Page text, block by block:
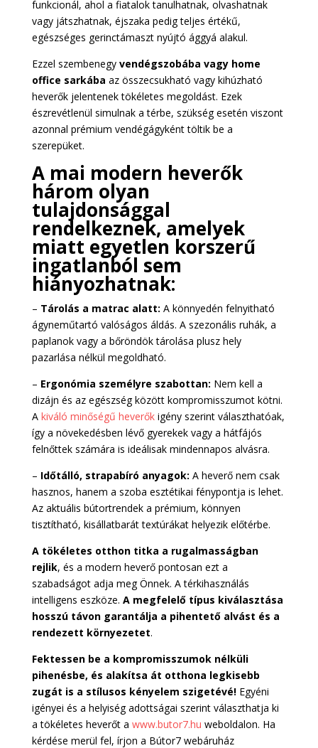
funkcionál, ahol a fiatalok tanulhatnak, olvashatnak
vagy játszhatnak, éjszaka pedig teljes értékű,
egészséges gerinctámaszt nyújtó ággyá alakul.
Ezzel szembenegyvendégszobába vagy home
office sarkába az összecsukható vagy kihúzható
heverők jelentenek tökéletes megoldást. Ezek
észrevétlenül simulnak a térbe, szükség esetén viszont
azonnal prémium vendégágyként töltik be a
szerepüket.
A mai modern heverők
három olyan
tulajdonsággal
rendelkeznek, amelyek
miatt egyetlen korszerű
ingatlanból sem
hiányozhatnak:
– Tárolás a matrac alatt: A könnyedén felnyitható
ágyneműtartó valóságos áldás. A szezonális ruhák, a
paplanok vagy a bőröndök tárolása plusz hely
pazarlása nélkül megoldható.
– Ergonómia személyre szabottan: Nem kell a
dizájn és az egészség között kompromisszumot kötni.
A kiváló minőségű heverőkigény szerint választhatóak,
így a növekedésben lévő gyerekek vagy a hátfájós
felnőttek számára is ideálisak mindennapos alvásra.
– Időtálló, strapabíró anyagok: A heverő nem csak
hasznos, hanem a szoba esztétikai fénypontja is lehet.
Az aktuális bútortrendek a prémium, könnyen
tisztítható, kisállatbarát textúrákat helyezik előtérbe.
A tökéletes otthon titka a rugalmasságban
rejlik, és a modern heverő pontosan ezt a
szabadságot adja meg Önnek. A térkihasználás
intelligens eszköze. A megfelelő típus kiválasztása
hosszú távon garantálja a pihentető alvást és a
rendezett környezetet.
Fektessen be a kompromisszumok nélküli
pihenésbe, és alakítsa át otthona legkisebb
zugát is a stílusos kényelem szigetévé!Egyéni
igényei és a helyiség adottságai szerint választhatja ki
a tökéletes heverőt a www.butor7.hu weboldalon. Ha
kérdése merül fel, írjon a Bútor7 webáruház